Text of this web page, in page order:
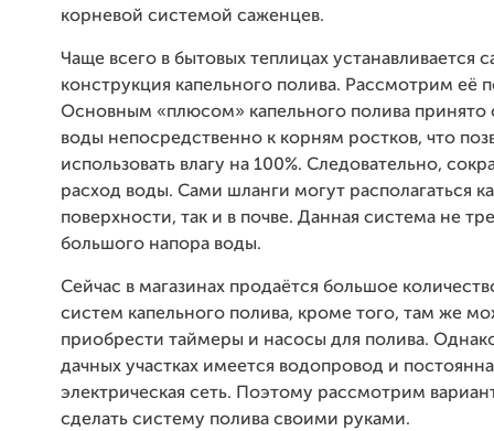
корневой системой саженцев.
Чаще всего в бытовых теплицах устанавливается
конструкция капельного полива. Рассмотрим её
Основным «плюсом» капельного полива принято
воды непосредственно к корням ростков, что
использовать влагу на 100%. Следовательно,
расход воды. Сами шланги могут располагаться
поверхности, так и в почве. Данная система не
большого напора воды.
Сейчас в магазинах продаётся большое
систем капельного полива, кроме того, там же
приобрести таймеры и насосы для полива.
дачных участках имеется водопровод и
электрическая сеть. Поэтому рассмотрим
сделать систему полива своими руками.